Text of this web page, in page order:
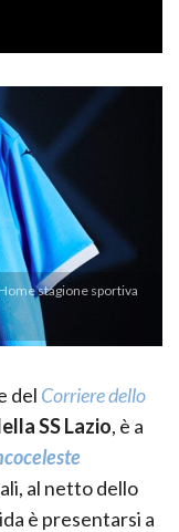
stagione sportiva
del Corriere dello
SS Lazio, è a
al netto dello
è presentarsi a